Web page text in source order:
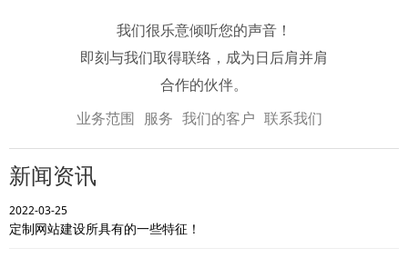
我们很乐意倾听您的声音！
即刻与我们取得联络，成为日后肩并肩
合作的伙伴。
业务范围 服务 我们的客户 联系我们
新闻资讯
2022-03-25
定制网站建设所具有的一些特征！